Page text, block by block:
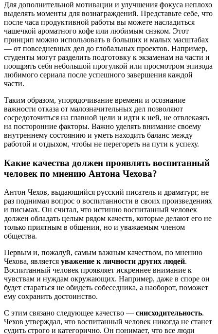
Для дополнительной мотивации и улучшения фокуса неплохо
выделять моменты для вознаграждений. Представьте себе, что
после часа продуктивной работы вы можете насладиться
чашечкой ароматного кофе или любимым снэком. Этот
принцип можно использовать в больших и малых масштабах
— от повседневных дел до глобальных проектов. Например,
студенты могут разделить подготовку к экзаменам на части и
поощрять себя небольшой прогулкой или просмотром эпизода
любимого сериала после успешного завершения каждой
части.
Таким образом, упорядочивание времени и осознание
важности отказа от малозначительных дел позволяют
сосредоточиться на главной цели и идти к ней, не отвлекаясь
на посторонние факторы. Важно уделять внимание своему
внутреннему состоянию и уметь находить баланс между
работой и отдыхом, чтобы не перегореть на пути к успеху.
Какие качества должен проявлять воспитанный
человек по мнению Антона Чехова?
Антон Чехов, выдающийся русский писатель и драматург, не
раз поднимал вопрос о воспитанности в своих произведениях
и письмах. Он считал, что истинно воспитанный человек
должен обладать целым рядом качеств, которые делают его не
только приятным в общении, но и уважаемым членом
общества.
Первым и, пожалуй, самым важным качеством, по мнению
Чехова, является уважение к личности других людей.
Воспитанный человек проявляет искреннее внимание к
чувствам и нуждам окружающих. Например, даже в споре он
будет стараться не обидеть собеседника, а наоборот, поможет
ему сохранить достоинство.
С этим связано следующее качество — снисходительность.
Чехов утверждал, что воспитанный человек никогда не станет
судить строго и категорично. Он понимает, что все люди